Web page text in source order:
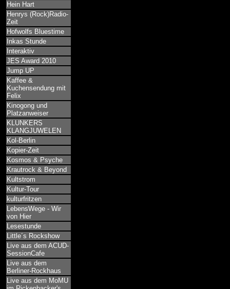
Hein Hart
Henrys (Rock)Radio-
Zeit
Hofwolfs Bluestime
Inkas Stunde
Interaktiv
JES Award 2010
Jump UP
Kaffee &
Kuchensendung mit
Felix
Kinogong und
Platzanweiser
KLUNKERS
KLANGJUWELEN
Kol-Berlin
Kopier-Zeit
Kosmos & Psyche
Krautrock & Beyond
Kultstrom
Kultur-Tour
kulturfritzen
LebensWege - Wir
von Hier
Lesestunde
Little´s Rockshow
Live aus dem ACUD-
SessionCafe
Live aus dem
Berliner-Rockhaus
Live aus dem MoMU